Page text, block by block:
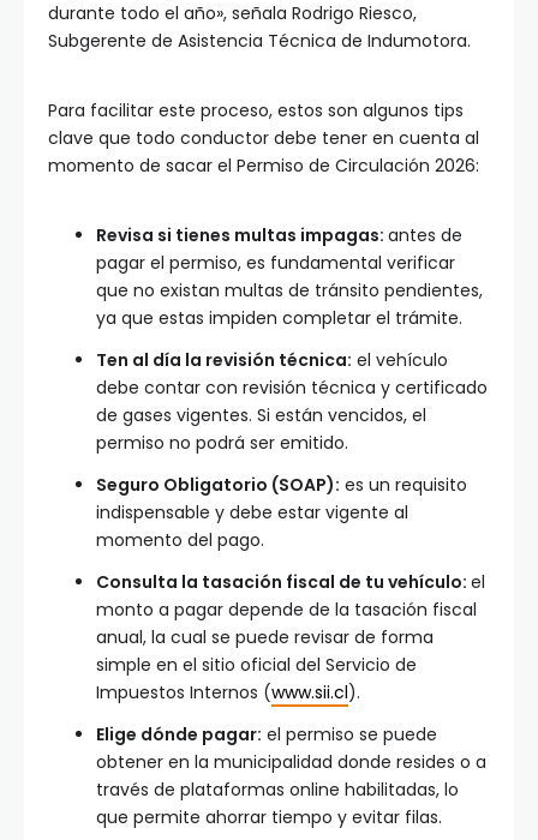
durante todo el año», señala Rodrigo Riesco,
Subgerente de Asistencia Técnica de Indumotora.
Para facilitar este proceso, estos son algunos tips
clave que todo conductor debe tener en cuenta al
momento de sacar el Permiso de Circulación 2026:
Revisa si tienes multas impagas: antes de
pagar el permiso, es fundamental verificar
que no existan multas de tránsito pendientes,
ya que estas impiden completar el trámite.
Ten al día la revisión técnica: el vehículo
debe contar con revisión técnica y certificado
de gases vigentes. Si están vencidos, el
permiso no podrá ser emitido.
Seguro Obligatorio (SOAP): es un requisito
indispensable y debe estar vigente al
momento del pago.
Consulta la tasación fiscal de tu vehículo: el
monto a pagar depende de la tasación fiscal
anual, la cual se puede revisar de forma
simple en el sitio oficial del Servicio de
Impuestos Internos (www.sii.cl).
Elige dónde pagar: el permiso se puede
obtener en la municipalidad donde resides o a
través de plataformas online habilitadas, lo
que permite ahorrar tiempo y evitar filas.